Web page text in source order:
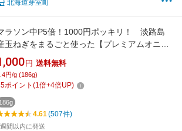
北海道芽室町
ラソン中P5倍！1000円ポッキリ！ 淡路島
玉ねぎをまるごと使った【プレミアムオニオ
スープ30袋入】東中青果 玉ねぎとセットで
300円オフクーポン ONION SOUP スープ プレ
アム 淡路島産 玉ねぎ 新鮮 玉葱 タマネギ た
円 送料無料
円/g (186g)
ポイント (1倍+4倍UP)
186g
4.61(507件)
間以内に発送